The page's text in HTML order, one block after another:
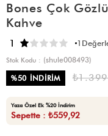
Bones Çok
Kahve
1 1
Stok Kodu
(shule008493)
%50 İNDIRIM
Yaza Özel Ek %20 İndirim
Sepette : ₺559,92